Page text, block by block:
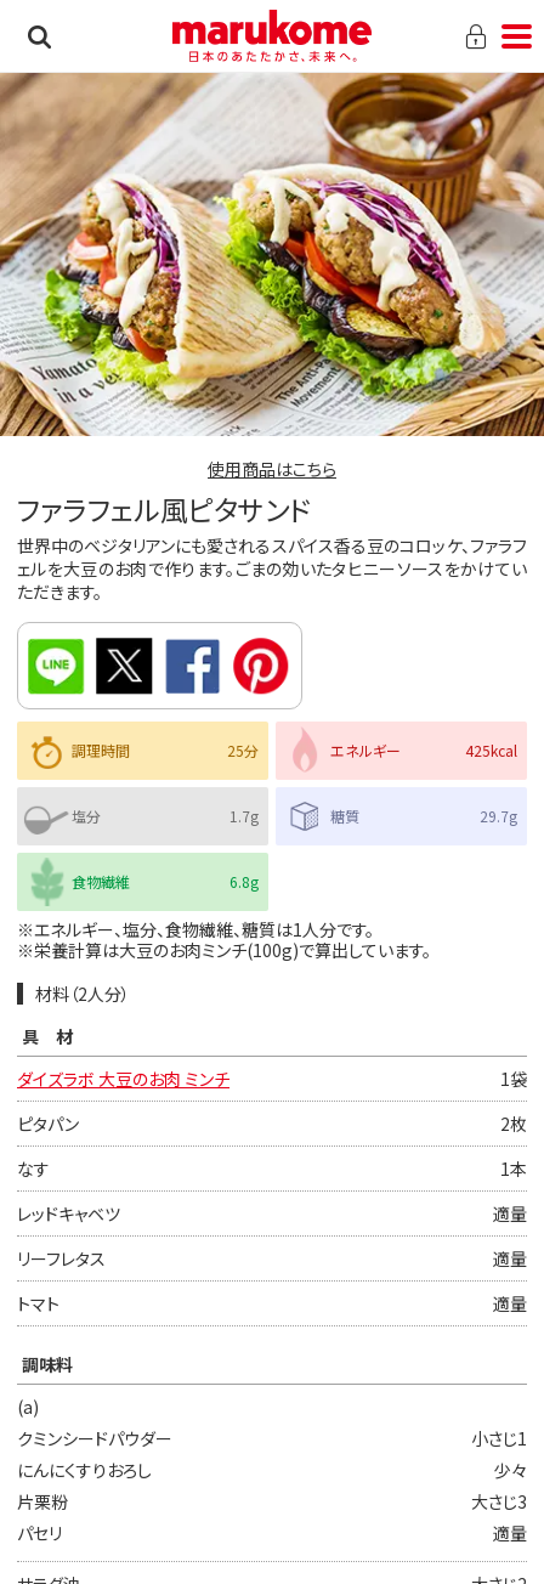
使用商品はこちら
ファラフェル風ピタサンド
世界中のベジタリアンにも愛されるスパイス香る豆のコロッケ、ファラフ
ェルを大豆のお肉で作ります。ごまの効いたタヒニーソースをかけてい
ただきます。
調理時間 25分 エネルギー 425kcal
塩分 1.7g 糖質 29.7g
食物繊維 6.8g
※エネルギー、塩分、食物繊維、糖質は1人分です。
※栄養計算は大豆のお肉ミンチ(100g)で算出しています。
材料（2人分）
具材
ダイズラボ 大豆のお肉 ミンチ
1袋
ピタパン
2枚
なす
1本
レッドキャベツ
適量
リーフレタス
適量
トマト
適量
調味料
(a)
クミンシードパウダー
小さじ1
にんにくすりおろし
少々
片栗粉
大さじ3
パセリ
適量